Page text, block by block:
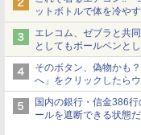
使った投資詐欺などへ
ットボトルで体を冷や
ードバイクにちょうど
ど！その14】【空いた
エレコム、ゼブラと共
としてもボールペンと
スツーウェイ」発売
えずに書き込める
そのボタン、偽物かも
へ」をクリックしたら
警告が出た【それって
国内の銀行・信金386
ールを遮断できる状態
まる～GMOブランド